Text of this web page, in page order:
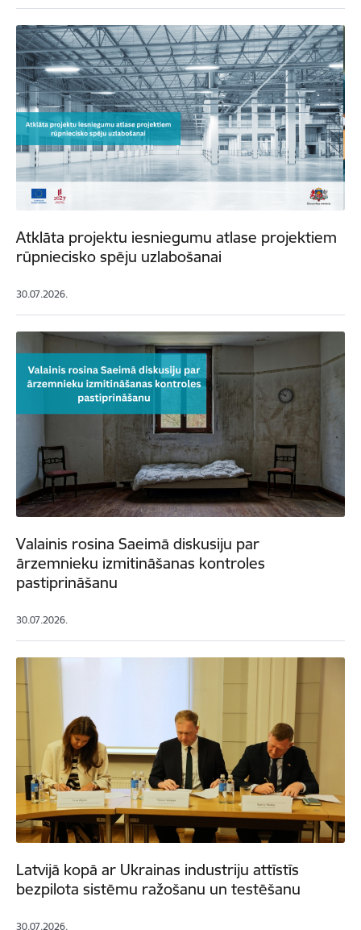
Atklāta projektu iesniegumu atlase projektiem
rūpniecisko spēju uzlabošanai
30.07.2026.
Valainis rosina Saeimā diskusiju par
ārzemnieku izmitināšanas kontroles
pastiprināšanu
30.07.2026.
Latvijā kopā ar Ukrainas industriju attīstīs
bezpilota sistēmu ražošanu un testēšanu
30.07.2026.